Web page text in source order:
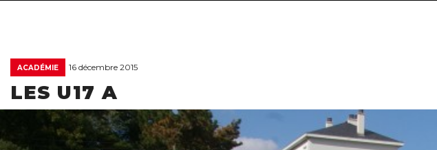
ACADÉMIE 16 décembre 2015
LES U17 A